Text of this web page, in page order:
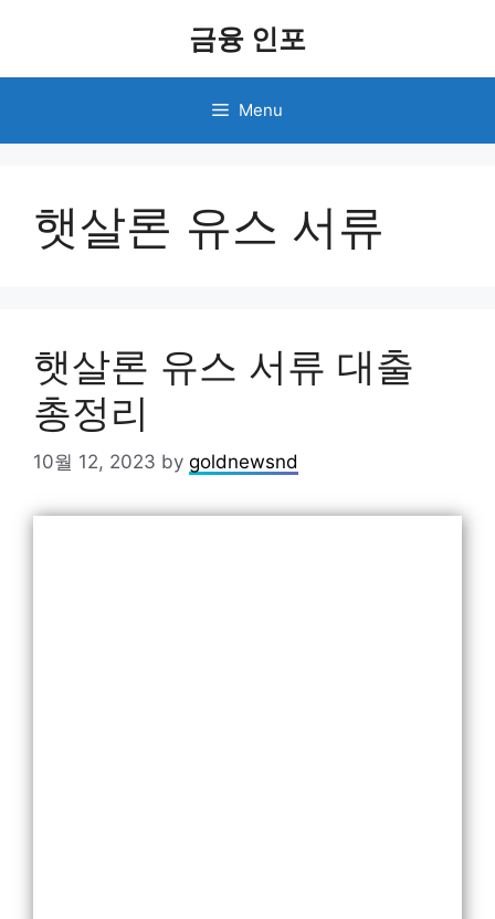
금융 인포
Menu
햇살론 유스 서류
햇살론 유스 서류 대출
총정리
10월 12, 2023 by goldnewsnd